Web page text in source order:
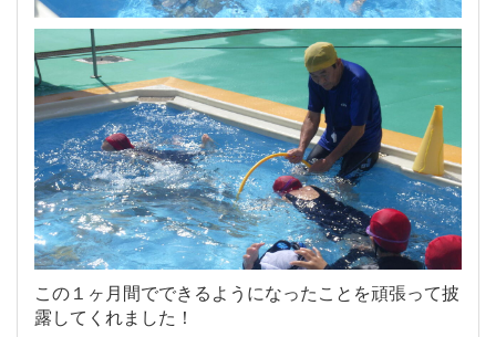
この１ヶ月間でできるようになったことを頑張って披
露してくれました！